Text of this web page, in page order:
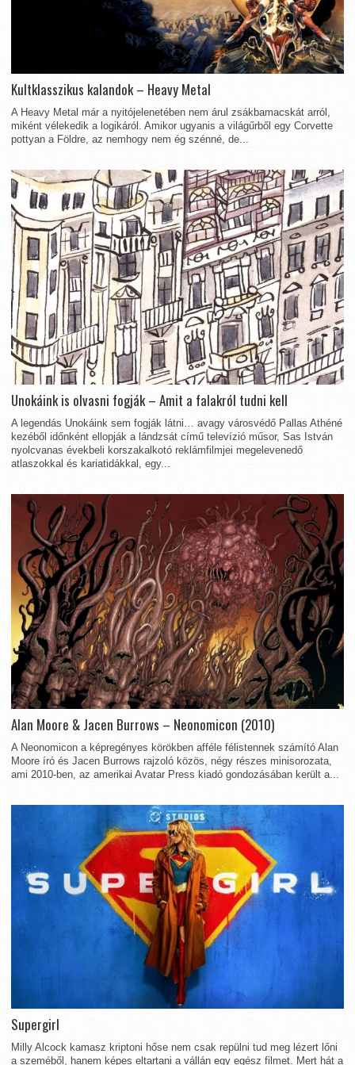
Kultklasszikus kalandok – Heavy Metal
A Heavy Metal már a nyitójelenetében nem árul zsákbamacskát arról,
miként vélekedik a logikáról. Amikor ugyanis a világűrből egy Corvette
pottyan a Földre, az nemhogy nem ég szénné, de...
Unokáink is olvasni fogják – Amit a falakról tudni kell
A legendás Unokáink sem fogják látni… avagy városvédő Pallas Athéné
kezéből időnként ellopják a lándzsát című televízió műsor, Sas István
nyolcvanas évekbeli korszakalkotó reklámfilmjei megelevenedő
atlaszokkal és kariatidákkal, egy...
Alan Moore & Jacen Burrows – Neonomicon (2010)
A Neonomicon a képregényes körökben afféle félistennek számító Alan
Moore író és Jacen Burrows rajzoló közös, négy részes minisorozata,
ami 2010-ben, az amerikai Avatar Press kiadó gondozásában került a...
Supergirl
Milly Alcock kamasz kriptoni hőse nem csak repülni tud meg lézert lőni
a szeméből, hanem képes eltartani a vállán egy egész filmet. Mert hát a